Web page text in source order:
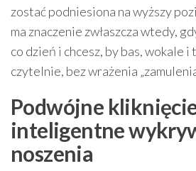
zostać podniesiona na wyższy
ma znaczenie zwłaszcza wtedy,
co dzień i chcesz, by bas, wokale i
czytelnie, bez wrażenia
Podwójne
inteligentne
noszenia